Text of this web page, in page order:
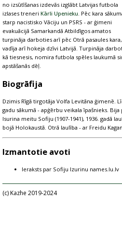
no izsūtīšanas izdevās izglābt Latvijas futbola
izlases treneri Kārli Upenieku. Pēc kara
starp nacistisko Vāciju un PSRS - ar ģimeni
evakuācijā Samarkandā Atbildīgos amatos
turpināja darboties arī pēc Otrā pasaules kara,
vadīja arī hokeja dzīvi Latvijā. Turpināja
kā tiesnesis, nomira futbola spēles laukumā
apstāšanās dēļ.
Biogrāfija
Dzimis Rīgā tirgotāja Volfa Levitāna ģimenē.
gadu sākumā - apģērbu veikala īpašnieks.
Isurina meitu Sofiju (1907-1941), 1936. gadā
bojā Holokaustā. Otrā laulība - ar Freidu
Izmantotie avoti
Ieraksts par Sofiju Izurinu names.lu.lv
(c) Kazhe 2019-2024